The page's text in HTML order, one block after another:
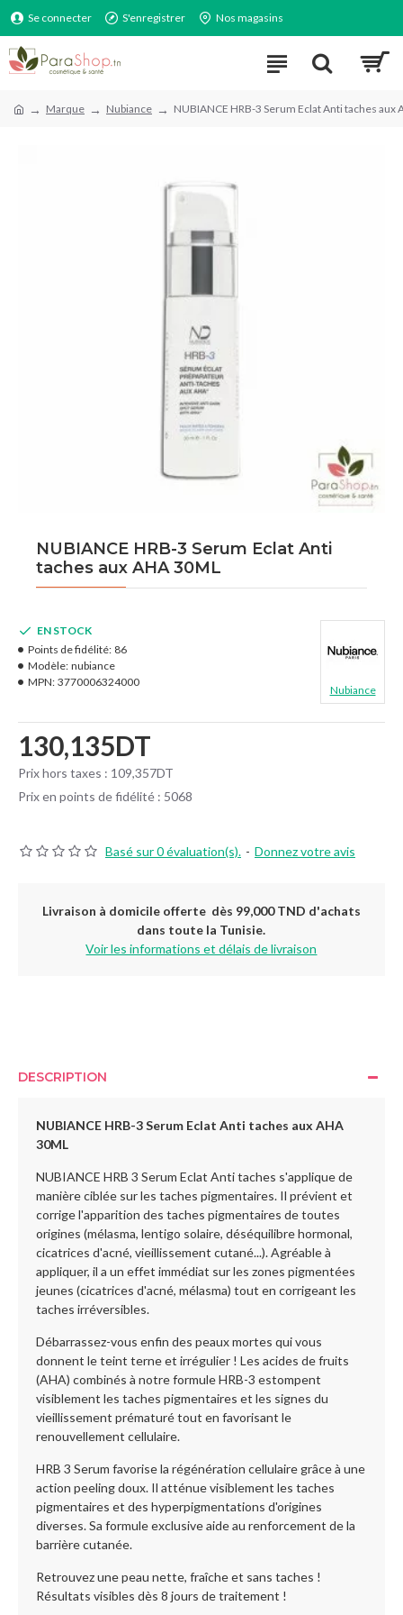
Se connecter S'enregistrer Nos magasins
Marque Nubiance NUBIANCE HRB-3 Serum Eclat Anti taches aux
NUBIANCE HRB-3 Serum Eclat Anti
taches aux AHA 30ML
Basé sur 0 évaluation(s). - Donnez votre avis
130,135DT
Prix hors taxes : 109,357DT
Prix en points de fidélité : 5068
EN STOCK
Points de fidélité: 86
Modèle: nubiance
MPN: 3770006324000
Nubiance
Livraison à domicile offerte dès 99,000 TND d'achats
dans toute la Tunisie.
Voir les informations et délais de livraison
DESCRIPTION
NUBIANCE HRB-3 Serum Eclat Anti taches aux AHA
30ML
NUBIANCE HRB 3 Serum Eclat Anti taches s'applique de
manière ciblée sur les taches pigmentaires. Il prévient et
corrige l'apparition des taches pigmentaires de toutes
origines (mélasma, lentigo solaire, déséquilibre hormonal,
cicatrices d'acné, vieillissement cutané...). Agréable à
appliquer, il a un effet immédiat sur les zones pigmentées
jeunes (cicatrices d'acné, mélasma) tout en corrigeant les
taches irréversibles.
Débarrassez-vous enfin des peaux mortes qui vous
donnent le teint terne et irrégulier ! Les acides de fruits
(AHA) combinés à notre formule HRB-3 estompent
visiblement les taches pigmentaires et les signes du
vieillissement prématuré tout en favorisant le
renouvellement cellulaire.
HRB 3 Serum favorise la régénération cellulaire grâce à une
action peeling doux. Il atténue visiblement les taches
pigmentaires et des hyperpigmentations d'origines
diverses. Sa formule exclusive aide au renforcement de la
barrière cutanée.
Retrouvez une peau nette, fraîche et sans taches !
Résultats visibles dès 8 jours de traitement !